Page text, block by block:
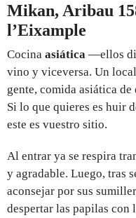
Mikan, Aribau
l’Eixample
Cocina asiática —ellos
vino y viceversa. Un
gente, comida asiática
Si lo que quieres es huir
este es vuestro sitio.
Al entrar ya se respira
y agradable. Luego, tras
aconsejar por sus
despertar las papilas con